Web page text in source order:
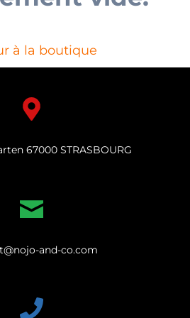
à la boutique
67000 STRASBOURG
and-co.com